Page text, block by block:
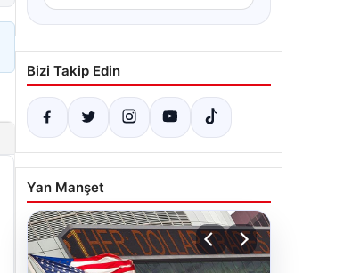
Bizi Takip Edin
Yan Manşet